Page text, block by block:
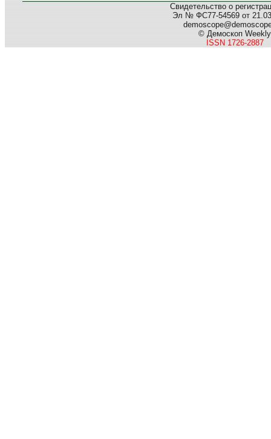
Свидетельство о
Эл № ФС77-54569 от
© Демоскоп Weekly
ISSN 1726-2887